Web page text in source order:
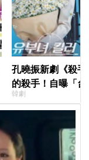
孔曉振新劇《殺
的殺手！自曝「
小很多XD
韓劇